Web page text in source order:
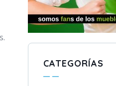
CATEGORÍAS